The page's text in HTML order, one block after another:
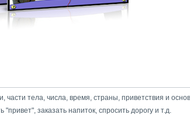
части тела, числа, время, страны, приветствия и
заказать напиток, спросить дорогу и т.д.